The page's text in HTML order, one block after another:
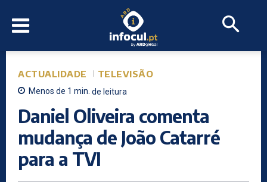
ACTUALIDADE TELEVISÃO
Menos de 1 min. de leitura
Daniel Oliveira comenta
mudança de João Catarré
para a TVI